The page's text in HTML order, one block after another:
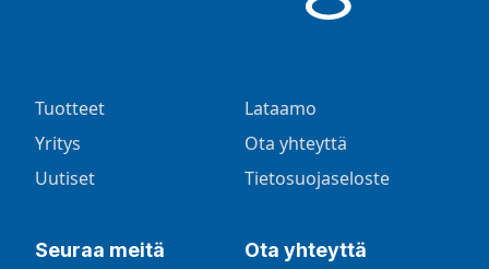
Tuotteet
Yritys
Uutiset
Lataamo
Ota yhteyttä
Tietosuojaseloste
Seuraa meitä Ota yhteyttä